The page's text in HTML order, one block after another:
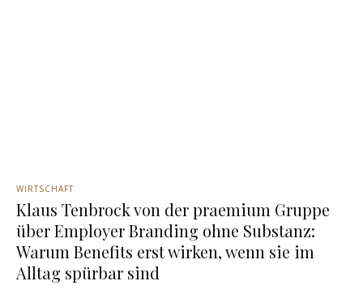
WIRTSCHAFT
Klaus Tenbrock von der praemium Gruppe
über Employer Branding ohne Substanz:
Warum Benefits erst wirken, wenn sie im
Alltag spürbar sind